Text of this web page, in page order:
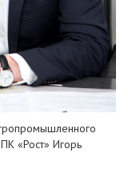
«Рост» Игорь